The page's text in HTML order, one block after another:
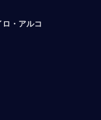
・アルコ